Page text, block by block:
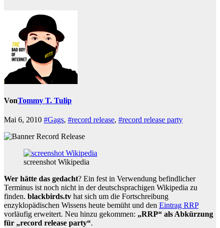
VonTommy T. Tulip
Mai 6, 2010 #Gags, #record release, #record release party
screenshot Wikipedia
Wer hätte das gedacht? Ein fest in Verwendung befindlicher
Terminus ist noch nicht in der deutschsprachigen Wikipedia zu
finden. blackbirds.tv hat sich um die Fortschreibung
enzyklopädischen Wissens heute bemüht und den Eintrag RRP
vorläufig erweitert. Neu hinzu gekommen: „RRP“ als Abkürzung
für „record release party“.